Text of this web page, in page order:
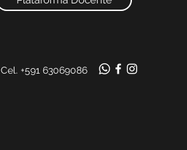
Cel. +591 63069086